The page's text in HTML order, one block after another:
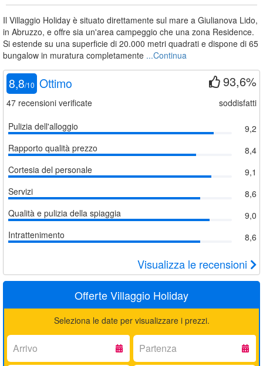
Il Villaggio Holiday è situato direttamente sul mare a Giulianova Lido,
in Abruzzo, e offre sia un'area campeggio che una zona Residence.
Si estende su una superficie di 20.000 metri quadrati e dispone di 65
bungalow in muratura completamente ...Continua
8,8/10 Ottimo
47 recensioni verificate
93,6%
soddisfatti
Pulizia dell'alloggio
9,2
Rapporto qualità prezzo
8,4
Cortesia del personale
9,1
Servizi
8,6
Qualità e pulizia della spiaggia
9,0
Intrattenimento
8,6
Visualizza le recensioni
Offerte Villaggio Holiday
Seleziona le date per visualizzare i prezzi.
Arrivo:
Partenza: